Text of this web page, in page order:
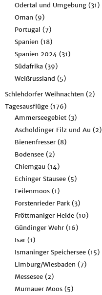
Odertal und Umgebung (31)
Oman (9)
Portugal (7)
Spanien (18)
Spanien 2024 (31)
Südafrika (39)
Weißrussland (5)
Schlehdorfer Weihnachten (2)
Tagesausflüge (176)
Ammerseegebiet (3)
Ascholdinger Filz und Au (2)
Bienenfresser (8)
Bodensee (2)
Chiemgau (14)
Echinger Stausee (5)
Feilenmoos (1)
Forstenrieder Park (3)
Fröttmaniger Heide (10)
Gündinger Wehr (16)
Isar (1)
Ismaninger Speichersee (15)
Limburg/Wiesbaden (7)
Messesee (2)
Murnauer Moos (5)